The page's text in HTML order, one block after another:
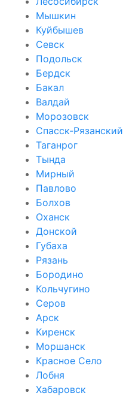
Мышкин
Куйбышев
Севск
Подольск
Бердск
Бакал
Валдай
Морозовск
Спасск-Рязанский
Таганрог
Тында
Мирный
Павлово
Болхов
Оханск
Донской
Губаха
Рязань
Бородино
Кольчугино
Серов
Арск
Киренск
Моршанск
Красное Село
Лобня
Хабаровск